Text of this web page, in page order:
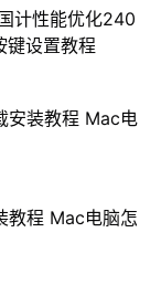
计性能优化240
键设置教程
安装教程 Mac电
教程 Mac电脑怎